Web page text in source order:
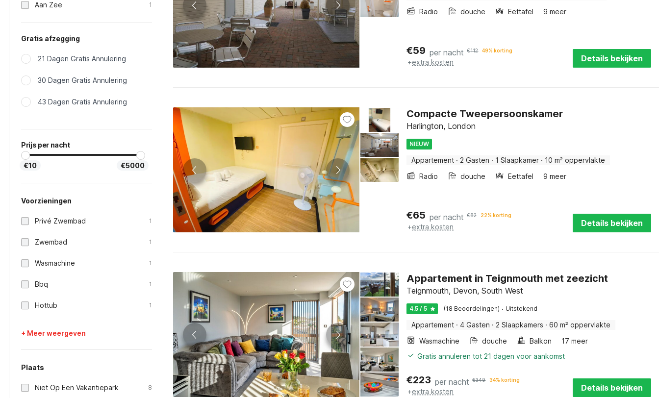
Aan Zee 1
Gratis afzegging
21 Dagen Gratis Annulering
30 Dagen Gratis Annulering
43 Dagen Gratis Annulering
Prijs per nacht
€10 €5000
Voorzieningen
Privé Zwembad 1
Zwembad 1
Wasmachine 1
Bbq 1
Hottub 1
+ Meer weergeven
Plaats
Niet Op Een Vakantiepark 8
Radio
douche Eettafel 9 meer
€59 per nacht €112 49% korting
+extra kosten Details bekijken
Compacte Tweepersoonskamer
Harlington, London
NIEUW
Appartement · 2 Gasten · 1 Slaapkamer · 10 m² oppervlakte
Radio
douche Eettafel 9 meer
€65 per nacht €82 22% korting
+extra kosten Details bekijken
Appartement in Teignmouth met zeezicht
Teignmouth, Devon, South West
4.5 / 5 (18 Beoordelingen) · Uitstekend
Appartement · 4 Gasten · 2 Slaapkamers · 60 m² oppervlakte
Wasmachine
douche Balkon
17 meer
Gratis annuleren tot 21 dagen voor aankomst
€223 per nacht €349 34% korting
+extra kosten Details bekijken